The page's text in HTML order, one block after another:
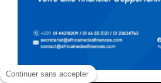
Continuer sans accepter